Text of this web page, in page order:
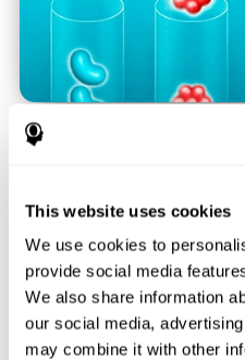
This website uses cookies
We use cookies to
provide social media
We also share information
our social media,
may combine it with other